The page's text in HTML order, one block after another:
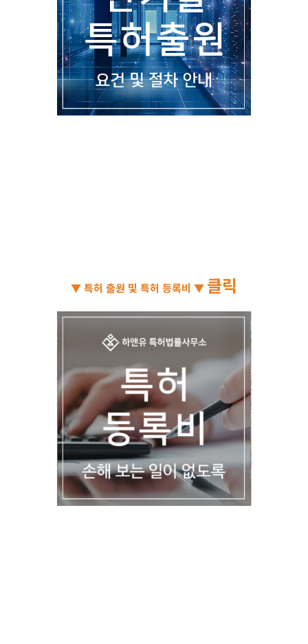
▼ 특허 출원 및 특허 등록비 ▼ 클릭